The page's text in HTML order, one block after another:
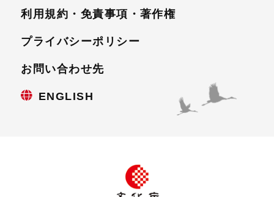
利用規約・免責事項・著作権
プライバシーポリシー
お問い合わせ先
ENGLISH